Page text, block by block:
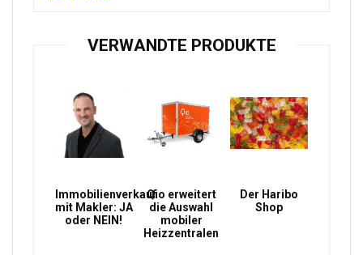
VERWANDTE PRODUKTE
Immobilienverkauf
mit Makler: JA
oder NEIN!
Qio erweitert
die Auswahl
mobiler
Heizzentralen
Der Haribo
Shop